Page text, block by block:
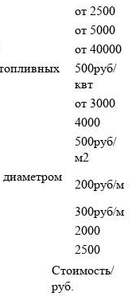
от 2500
от 5000
от 40000
500руб/
квт
от 3000
4000
500руб/
м2
диаметром
200руб/м
300руб/м
2000
2500
Стоимость/
руб.